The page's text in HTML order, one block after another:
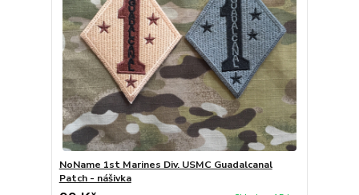
NoName 1st Marines Div. USMC Guadalcanal
Patch - nášivka